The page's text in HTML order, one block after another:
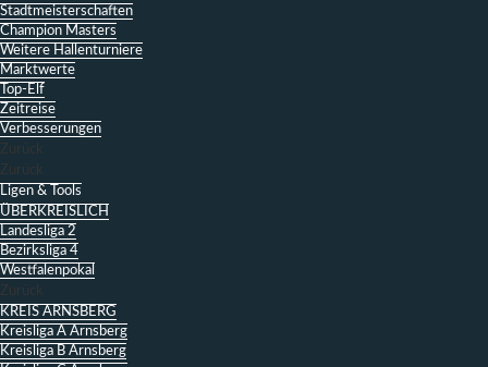
Stadtmeisterschaften
Champion Masters
Weitere Hallenturniere
Marktwerte
Top-Elf
Zeitreise
Verbesserungen
Zurück
Zurück
Ligen & Tools
ÜBERKREISLICH
Landesliga 2
Bezirksliga 4
Westfalenpokal
Zurück
KREIS ARNSBERG
Kreisliga A Arnsberg
Kreisliga B Arnsberg